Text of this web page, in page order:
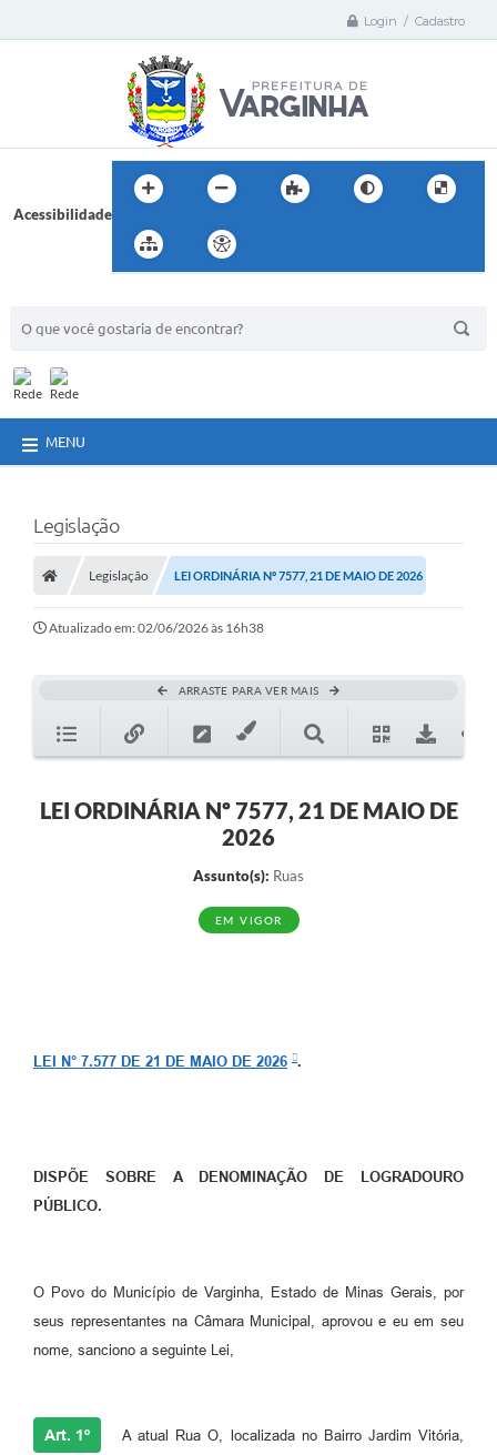
Login / Cadastro
Acessibilidade
MENU
Legislação
Legislação LEI ORDINÁRIA Nº 7577, 21 DE MAIO DE 2026
Atualizado em: 02/06/2026 às 16h38
ARRASTE PARA VER MAIS
LEI ORDINÁRIA Nº 7577, 21 DE MAIO DE
2026
Assunto(s): Ruas
EM VIGOR
LEI N° 7.577 DE 21 DE MAIO DE 2026 .
DISPÕE SOBRE A DENOMINAÇÃO DE LOGRADOURO
PÚBLICO.
O Povo do Município de Varginha, Estado de Minas Gerais, por
seus representantes na Câmara Municipal, aprovou e eu em seu
nome, sanciono a seguinte Lei,
Art. 1º A atual Rua O, localizada no Bairro Jardim Vitória,